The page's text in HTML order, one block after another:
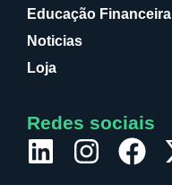
Educação Financeira
Noticias
Loja
Redes sociais